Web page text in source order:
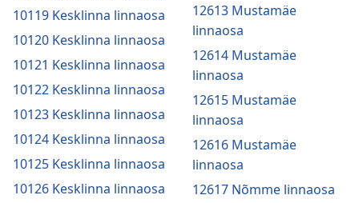
10119 Kesklinna linnaosa
10120 Kesklinna linnaosa
10121 Kesklinna linnaosa
10122 Kesklinna linnaosa
10123 Kesklinna linnaosa
10124 Kesklinna linnaosa
10125 Kesklinna linnaosa
10126 Kesklinna linnaosa
12613 Mustamäe
linnaosa
12614 Mustamäe
linnaosa
12615 Mustamäe
linnaosa
12616 Mustamäe
linnaosa
12617 Nõmme linnaosa